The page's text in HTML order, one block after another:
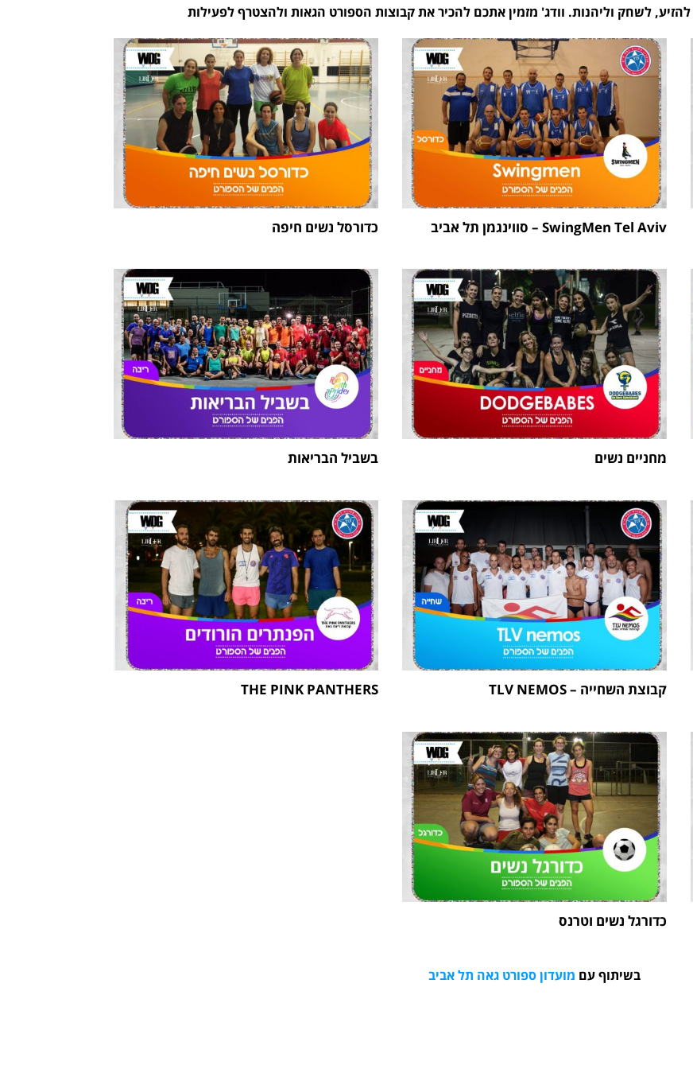
לשחק וליהנות. וודג' מזמין אתכם להכיר את קבוצות הספורט הגאות ולהצטרף לפעילות
SwingMen Tel Aviv – סווינגמן תל אביב כדורסל נשים חיפה
מחניים נשים בשביל הבריאות
קבוצת השחייה – TLV NEMOS THE PINK PANTHERS
כדורגל נשים וטרנס
בשיתוף עם מועדון ספורט גאה תל אביב